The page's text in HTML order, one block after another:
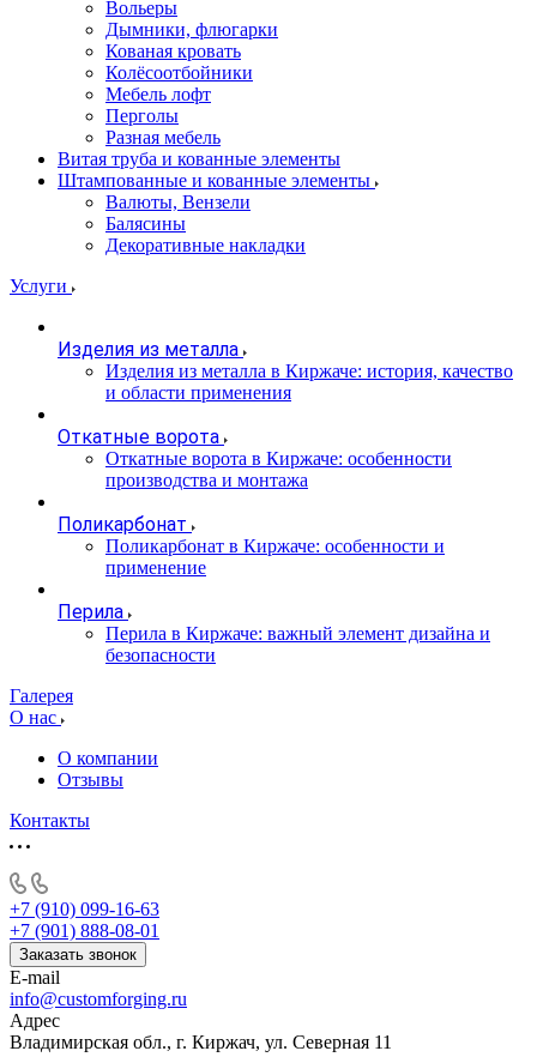
Вольеры
Дымники, флюгарки
Кованая кровать
Колёсоотбойники
Мебель лофт
Перголы
Разная мебель
Витая труба и кованные элементы
Штампованные и кованные элементы
Валюты, Вензели
Балясины
Декоративные накладки
Услуги
Изделия из металла
Изделия из металла в Киржаче: история, качество
и области применения
Откатные ворота
Откатные ворота в Киржаче: особенности
производства и монтажа
Поликарбонат
Поликарбонат в Киржаче: особенности и
применение
Перила
Перила в Киржаче: важный элемент дизайна и
безопасности
Галерея
О нас
О компании
Отзывы
Контакты
+7 (910) 099-16-63
+7 (901) 888-08-01
Заказать звонок
E-mail
info@customforging.ru
Адрес
Владимирская обл., г. Киржач, ул. Северная 11